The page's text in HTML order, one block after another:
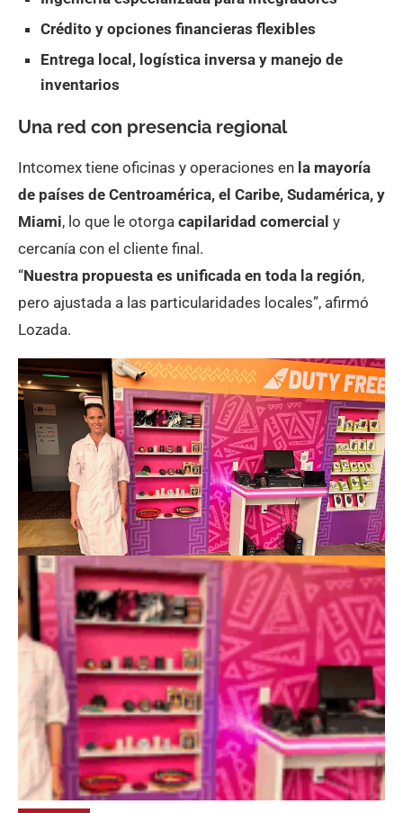
Crédito y opciones financieras flexibles
Entrega local, logística inversa y manejo de
inventarios
Una red con presencia regional
Intcomex tiene oficinas y operaciones en la mayoría
de países de Centroamérica, el Caribe, Sudamérica, y
Miami, lo que le otorga capilaridad comercial y
cercanía con el cliente final.
“Nuestra propuesta es unificada en toda la región,
pero ajustada a las particularidades locales”, afirmó
Lozada.